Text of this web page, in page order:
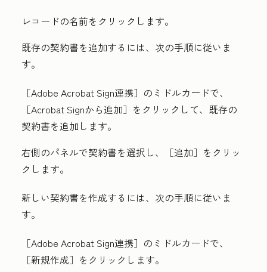
レコードの名前をクリックします。
既存の契約書を追加するには、次の手順に従いま
す。
［Adobe Acrobat Sign連携］のミドルカードで、
［Acrobat Signから追加］をクリックして、既存の
契約書を追加します。
右側のパネルで契約書を選択し、
［追加］をクリッ
クします。
新しい契約書を作成するには、次の手順に従いま
す。
［Adobe Acrobat Sign連携］のミドルカードで、
［新規作成］をクリックします。